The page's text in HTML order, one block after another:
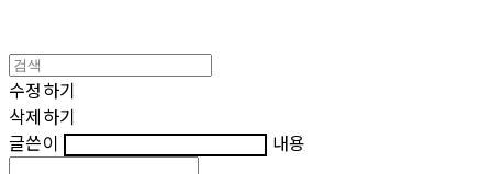
수정하기
삭제하기
글쓴이
내용